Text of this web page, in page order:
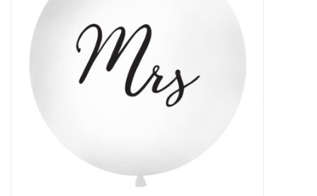
Cadeaus
Schmink&beauty
Accessoires